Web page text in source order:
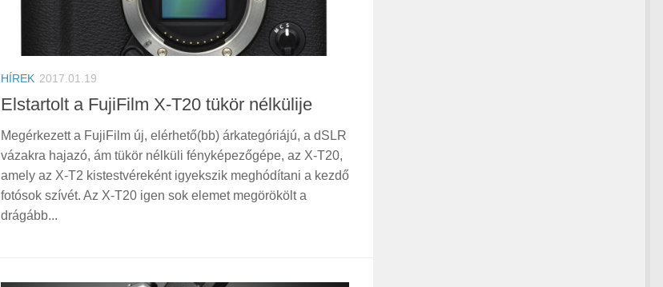
HÍREK 2017.01.19
Elstartolt a FujiFilm X-T20 tükör nélkülije
Megérkezett a FujiFilm új, elérhető(bb) árkategóriájú, a dSLR
vázakra hajazó, ám tükör nélküli fényképezőgépe, az X-T20,
amely az X-T2 kistestvéreként igyekszik meghódítani a kezdő
fotósok szívét. Az X-T20 igen sok elemet megörökölt a
drágább...